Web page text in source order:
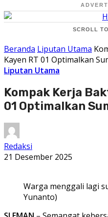
SCROLL
Beranda Liputan Utama
Kayen RT 01 Optimalkan
Liputan Utama
Kompak Kerja
01 Optimalkan
Redaksi
21 Desember 2025
Warga menggali lagi
Yunanto)